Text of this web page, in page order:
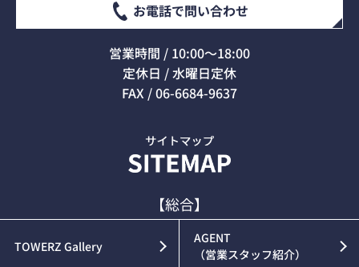
お電話で問い合わせ
営業時間 / 10:00～18:00
定休日 / 水曜日定休
FAX / 06-6684-9637
【総合】
TOWERZ Gallery
AGENT
（営業スタッフ紹介）